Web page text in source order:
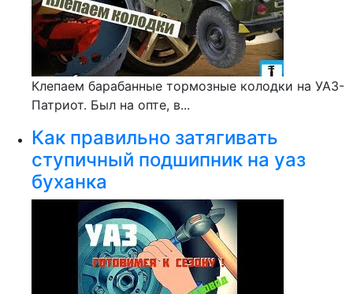
Клепаем барабанные тормозные колодки на УАЗ-
Патриот. Был на опте, в...
Как правильно затягивать
ступичный подшипник на уаз
буханка